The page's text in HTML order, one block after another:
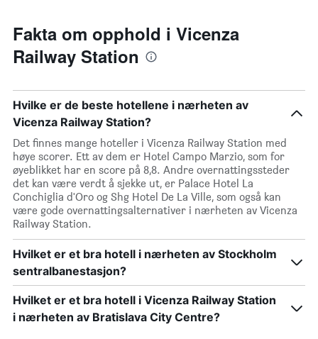
Fakta om opphold i Vicenza
Railway Station
Hvilke er de beste hotellene i nærheten av
Vicenza Railway Station?
Det finnes mange hoteller i Vicenza Railway Station med
høye scorer. Ett av dem er Hotel Campo Marzio, som for
øyeblikket har en score på 8,8. Andre overnattingssteder
det kan være verdt å sjekke ut, er Palace Hotel La
Conchiglia d'Oro og Shg Hotel De La Ville, som også kan
være gode overnattingsalternativer i nærheten av Vicenza
Railway Station.
Hvilket er et bra hotell i nærheten av Stockholm
sentralbanestasjon?
Hvilket er et bra hotell i Vicenza Railway Station
i nærheten av Bratislava City Centre?